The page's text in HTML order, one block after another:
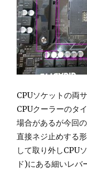
CPUソケットの両
CPUクーラーのタ
場合があるが今回
直接ネジ止めする
して取り外しCPU
ド)にある細いレバ